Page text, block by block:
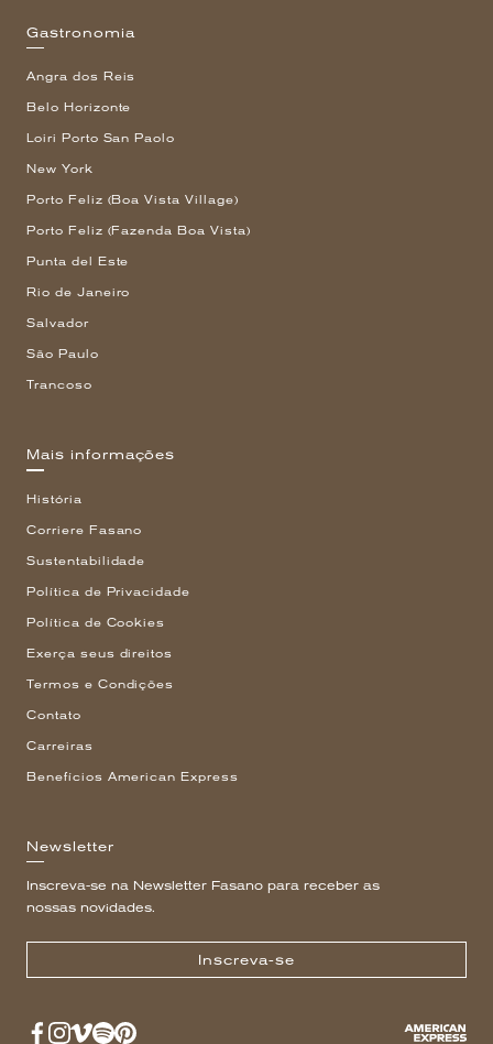
Gastronomia
Angra dos Reis
Belo Horizonte
Loiri Porto San Paolo
New York
Porto Feliz (Boa Vista Village)
Porto Feliz (Fazenda Boa Vista)
Punta del Este
Rio de Janeiro
Salvador
São Paulo
Trancoso
Mais informações
História
Corriere Fasano
Sustentabilidade
Política de Privacidade
Política de Cookies
Exerça seus direitos
Termos e Condições
Contato
Carreiras
Benefícios American Express
Newsletter
Inscreva-se na Newsletter Fasano para receber as
nossas novidades.
Inscreva-se